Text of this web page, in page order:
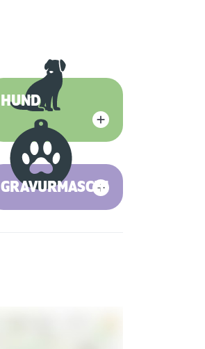
HUND
GRAVURMASCHINE